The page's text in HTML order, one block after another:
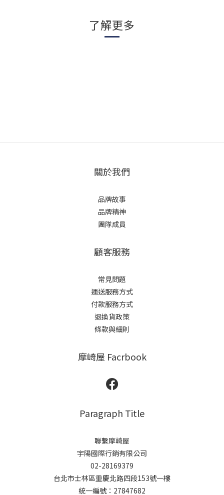
了解更多
關於我們
品牌故事
品牌精神
團隊成員
顧客服務
常見問題
運送服務方式
付款服務方式
退換貨政策
條款與細則
摩崎屋 Facrbook
Paragraph Title
聯繫摩崎屋
宇陽國際行銷有限公司
02-28169379
台北市士林區重慶北路四段153號一樓
統一編號：27847682